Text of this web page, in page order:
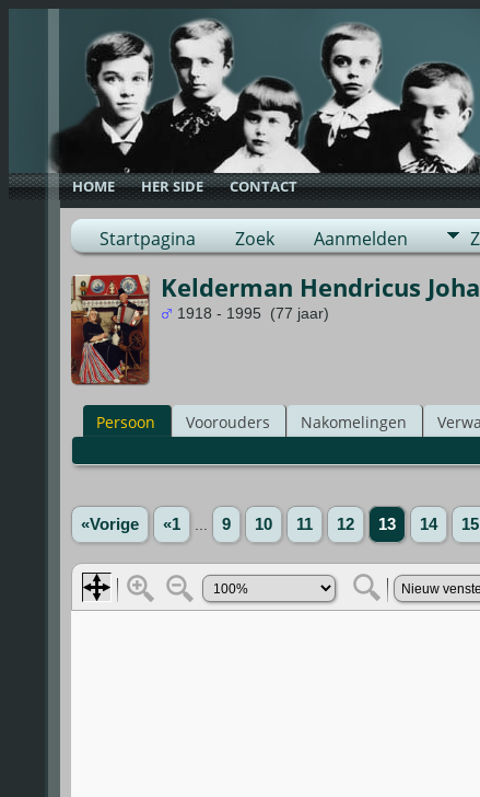
HOME HER SIDE CONTACT
Startpagina Zoek Aanmelden
Kelderman Hendricus
1918 - 1995 (77 jaar)
Persoon Voorouders Nakomelingen
«Vorige «1 9 10 11 12 13 14 15